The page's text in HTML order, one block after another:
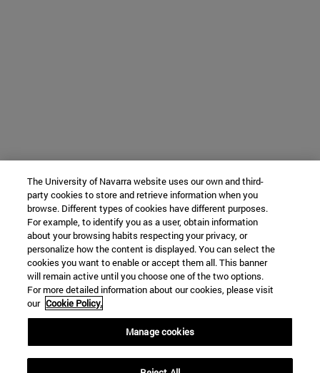
The University of Navarra website uses our own and third-
party cookies to store and retrieve information when you
browse. Different types of cookies have different purposes.
For example, to identify you as a user, obtain information
about your browsing habits respecting your privacy, or
personalize how the content is displayed. You can select the
cookies you want to enable or accept them all. This banner
will remain active until you choose one of the two options.
For more detailed information about our cookies, please visit
our Cookie Policy.
Manage cookies